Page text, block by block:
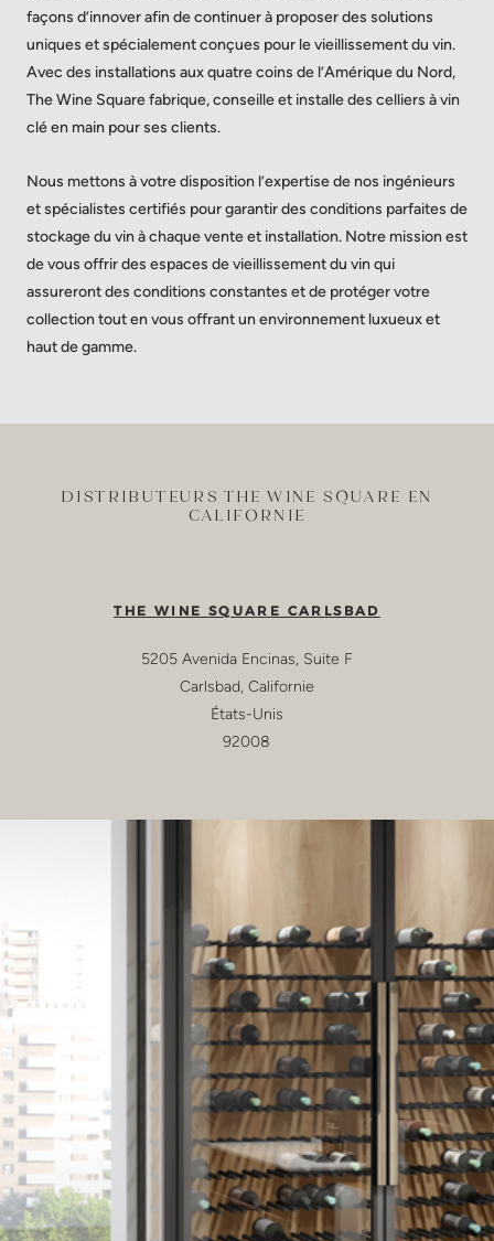
façons d’innover afin de continuer à proposer des solutions
uniques et spécialement conçues pour le vieillissement du vin.
Avec des installations aux quatre coins de l’Amérique du Nord,
The Wine Square fabrique, conseille et installe des celliers à vin
clé en main pour ses clients.
Nous mettons à votre disposition l’expertise de nos ingénieurs
et spécialistes certifiés pour garantir des conditions parfaites de
stockage du vin à chaque vente et installation. Notre mission est
de vous offrir des espaces de vieillissement du vin qui
assureront des conditions constantes et de protéger votre
collection tout en vous offrant un environnement luxueux et
haut de gamme.
DISTRIBUTEURS THE WINE SQUARE EN
CALIFORNIE
THE WINE SQUARE CARLSBAD
5205 Avenida Encinas, Suite F
Carlsbad, Californie
États-Unis
92008